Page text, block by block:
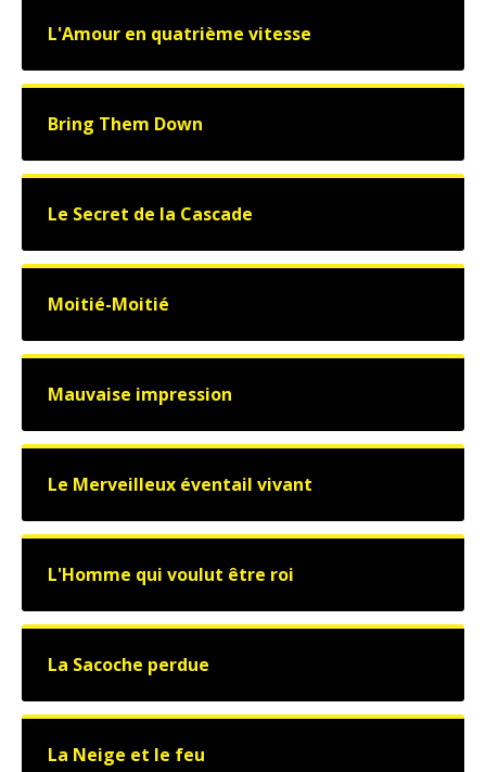
L'Amour en quatrième vitesse
Bring Them Down
Le Secret de la Cascade
Moitié-Moitié
Mauvaise impression
Le Merveilleux éventail vivant
L'Homme qui voulut être roi
La Sacoche perdue
La Neige et le feu